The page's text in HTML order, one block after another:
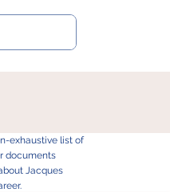
exhaustive list of
documents
Jacques